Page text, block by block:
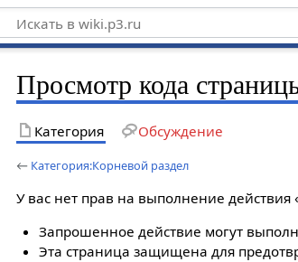
Просмотр кода
Категория Обсуждение
← Категория:Корневой раздел
У вас нет прав на выполнение
Запрошенное действие могут
Эта страница защищена для